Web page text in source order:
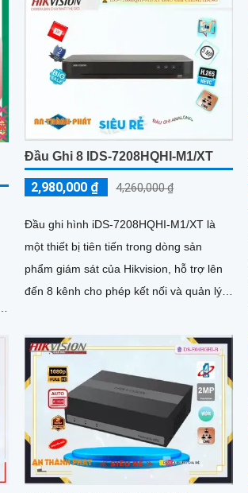
hàng đầu trong lĩnh vực giám sát an ninh
Đầu Ghi 8 IDS-7208HQHI-M1/XT
2,980,000 ₫ 4,260,000 ₫
Đầu ghi hình iDS-7208HQHI-M1/XT là
một thiết bị tiên tiến trong dòng sản
phẩm giám sát của Hikvision, hỗ trợ lên
đến 8 kênh cho phép kết nối và quản lý
hiệu quả cho các khu vực rộng lớn iDS-
7208HQHI-M1/XT mang lại hình ảnh rõ
nét, chi tiết, giúp dễ dàng nhận diện các
đối tượngThiết bị thu hình HD iDS-
7208HQHI-M1/XT của iDS Technology
thuộc dòng sản phẩm DVR chất lượng
cao, hỗ trợ đầu vào 8 camera HD, ghi